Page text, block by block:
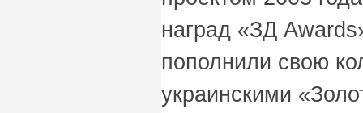
наград «ЗД
пополнили свою
украинскими